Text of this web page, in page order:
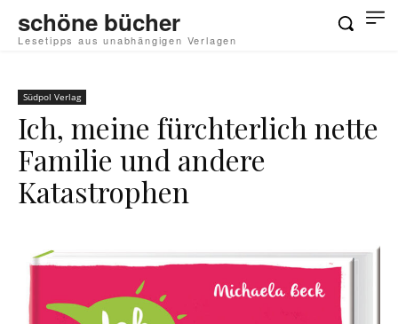
schöne bücher
Lesetipps aus unabhängigen Verlagen
Südpol Verlag
Ich, meine fürchterlich nette
Familie und andere
Katastrophen